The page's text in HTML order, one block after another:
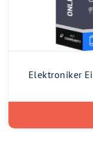
Elektroniker